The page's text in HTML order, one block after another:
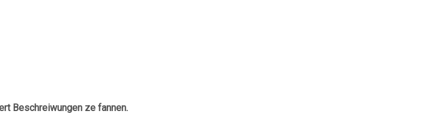
Beschreiwungen ze fannen.